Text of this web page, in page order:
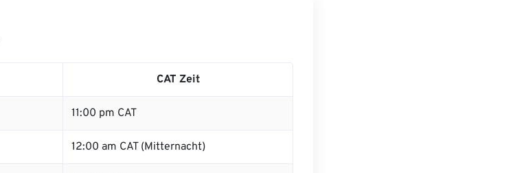
CAT Zeit
11:00 pm CAT
12:00 am CAT (Mitternacht)